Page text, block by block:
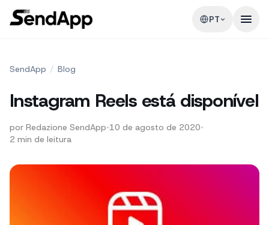
PT
SendApp / Blog
Instagram Reels está disponível
por Redazione SendApp•10 de agosto de 2020•
2 min de leitura